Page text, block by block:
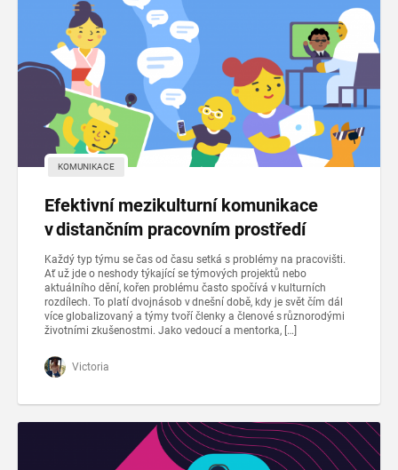
KOMUNIKACE
Efektivní mezikulturní komunikace
v distančním pracovním prostředí
Každý typ týmu se čas od času setká s problémy na pracovišti.
Ať už jde o neshody týkající se týmových projektů nebo
aktuálního dění, kořen problému často spočívá v kulturních
rozdílech. To platí dvojnásob v dnešní době, kdy je svět čím dál
více globalizovaný a týmy tvoří členky a členové s různorodými
životními zkušenostmi. Jako vedoucí a mentorka, […]
Victoria